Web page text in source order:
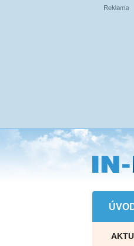
Přejít
na
hlavní
obsah